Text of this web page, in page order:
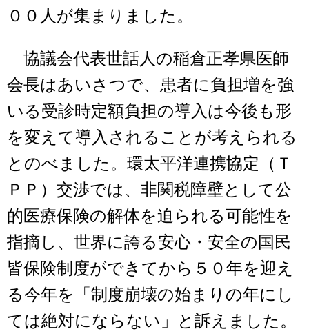
００人が集まりました。
協議会代表世話人の稲倉正孝県医師
会長はあいさつで、患者に負担増を強
いる受診時定額負担の導入は今後も形
を変えて導入されることが考えられる
とのべました。環太平洋連携協定（Ｔ
ＰＰ）交渉では、非関税障壁として公
的医療保険の解体を迫られる可能性を
指摘し、世界に誇る安心・安全の国民
皆保険制度ができてから５０年を迎え
る今年を「制度崩壊の始まりの年にし
ては絶対にならない」と訴えました。